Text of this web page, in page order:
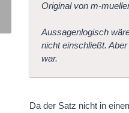
Original von m-
Aussagenlogisch
nicht einschließt.
war.
Da der Satz nicht in